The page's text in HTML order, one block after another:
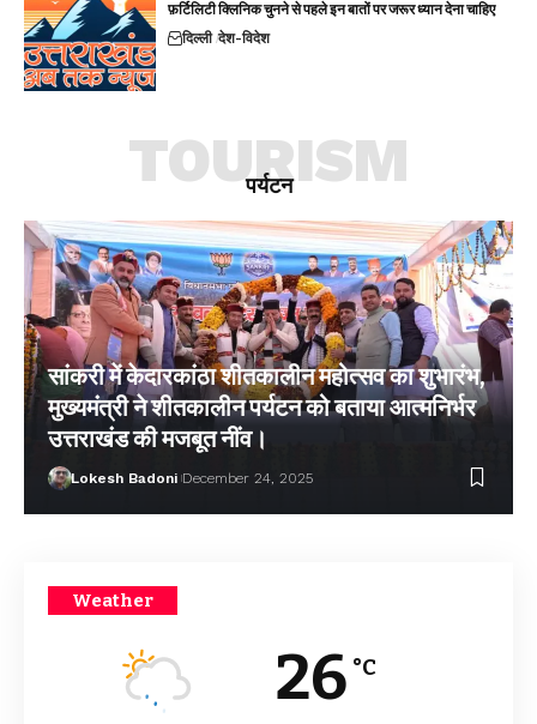
फ़र्टिलिटी क्लिनिक चुनने से पहले इन बातों पर जरूर ध्यान देना चाहिए
दिल्ली देश-विदेश
पर्यटन
TOURISM
सांकरी में केदारकांठा शीतकालीन महोत्सव का शुभारंभ,
मुख्यमंत्री ने शीतकालीन पर्यटन को बताया आत्मनिर्भर
उत्तराखंड की मजबूत नींव।
Lokesh Badoni December 24, 2025
Weather
26 °C